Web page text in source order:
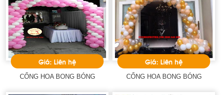
Giá: Liên hệ
CỔNG HOA BONG BÓNG
Giá: Liên hệ
CỔNG HOA BONG BÓNG